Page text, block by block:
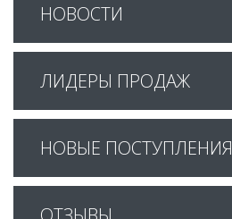
НОВОСТИ
ЛИДЕРЫ ПРОДАЖ
НОВЫЕ ПОСТУПЛЕНИЯ